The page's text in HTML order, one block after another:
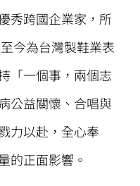
秀跨國企業家，所
今為台灣製鞋業表
「一個事，兩個志
公益關懷、合唱與
力以赴，全心奉
的正面影響。